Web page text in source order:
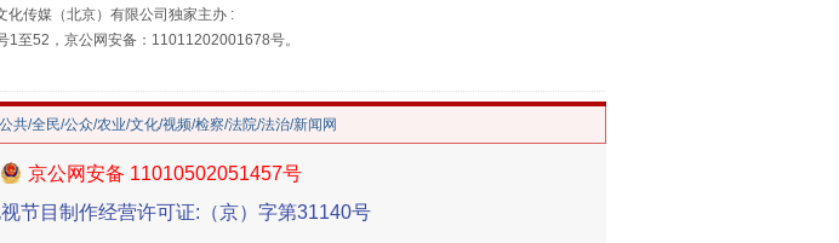
定乱象
重拳出击！专项整治午间酒驾
化传媒（北京）有限公司独家主办 :
至52，京公网安备：11011202001678号。
共/全民/公众/农业/文化/视频/检察/法院/法治/新闻网
京公网安备 11010502051457号
节目制作经营许可证:（京）字第31140号